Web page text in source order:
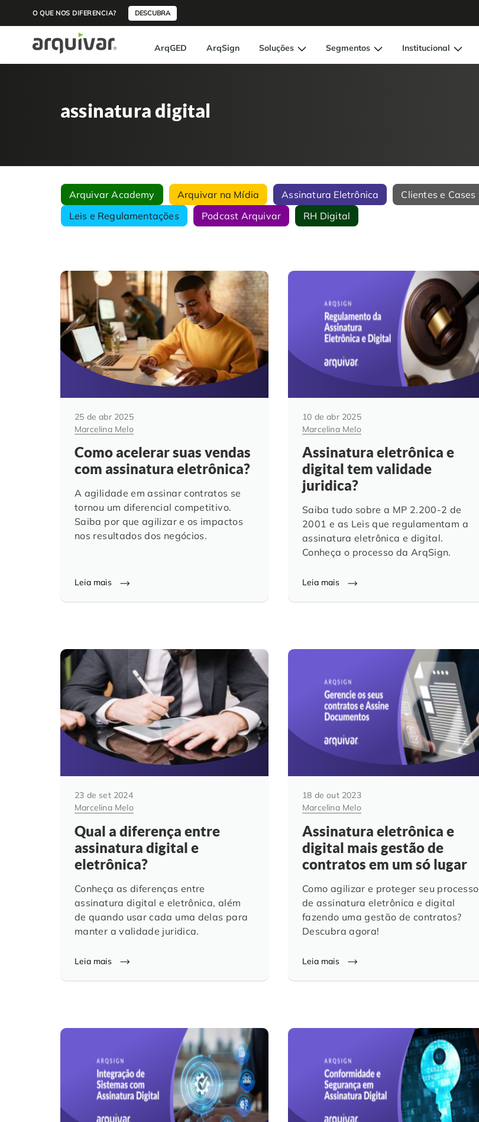
O QUE NOS DIFERENCIA? DESCUBRA
ArqGED ArqSign Soluções Segmentos Institucional
assinatura digital
Arquivar Academy Arquivar na Mídia Assinatura Eletrônica Clientes e Cases
Leis e Regulamentações
Podcast Arquivar RH Digital
25 de abr 2025
Marcelina Melo
Como acelerar suas vendas
com assinatura eletrônica?
A agilidade em assinar contratos se
tornou um diferencial competitivo.
Saiba por que agilizar e os impactos
nos resultados dos negócios.
Leia mais
10 de abr 2025
Marcelina Melo
Assinatura eletrônica e
digital tem validade
juridica?
Saiba tudo sobre a MP 2.200-2 de
2001 e as Leis que regulamentam a
assinatura eletrônica e digital.
Conheça o processo da ArqSign.
Leia mais
23 de set 2024
Marcelina Melo
Qual a diferença entre
assinatura digital e
eletrônica?
Conheça as diferenças entre
assinatura digital e eletrônica, além
de quando usar cada uma delas para
manter a validade juridica.
Leia mais
18 de out 2023
Marcelina Melo
Assinatura eletrônica e
digital mais gestão de
contratos em um só lugar
Como agilizar e proteger seu processo
de assinatura eletrônica e digital
fazendo uma gestão de contratos?
Descubra agora!
Leia mais